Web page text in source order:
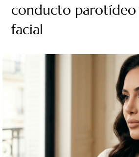
conducto parotídeo
facial